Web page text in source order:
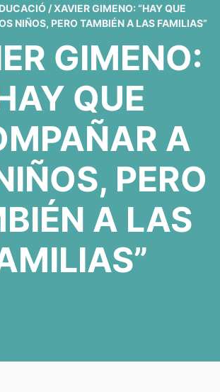
/ XAVIER GIMENO: “HAY QUE
NIÑOS, PERO TAMBIÉN A LAS FAMILIAS”
GIMENO:
QUE
A
PERO
A LAS